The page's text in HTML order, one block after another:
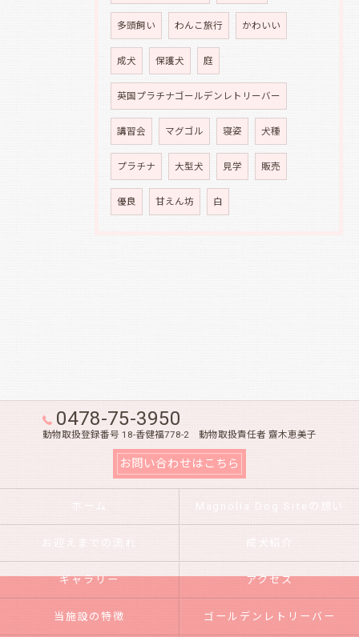
多頭飼い わんこ旅行 かわいい
成犬 保護犬 庭
英国プラチナゴールデンレトリーバー
講習会 マグゴル 寝姿 犬種
プラチナ 大型犬 見学 販売
優良 甘えん坊 白
0478-75-3950
動物取扱登録番号 18-香健福778-2 動物取扱責任者 齋木恵美子
お問い合わせはこちら
ホーム Magnolia Dog Siteの想い
お迎えまでの流れ 成犬紹介
ギャラリー アクセス
当施設の特徴 ゴールデンレトリーバー